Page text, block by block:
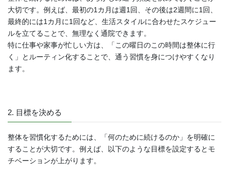
大切です。例えば、最初の1カ月は週1回、その後は2週間に1回、
最終的には1カ月に1回など、生活スタイルに合わせたスケジュー
ルを立てることで、無理なく通院できます。
特に仕事や家事が忙しい方は、「この曜日のこの時間は整体に行
く」とルーティン化することで、通う習慣を身につけやすくなり
ます。
2. 目標を決める
整体を習慣化するためには、「何のために続けるのか」を明確に
することが大切です。例えば、以下のような目標を設定するとモ
チベーションが上がります。